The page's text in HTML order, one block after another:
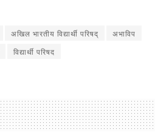
अखिल भारतीय विद्यार्थी परिषद्
अभाविप
विद्यार्थी परिषद